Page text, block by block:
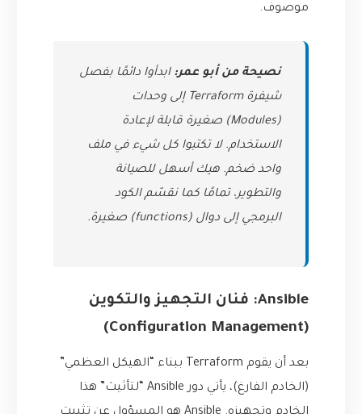
موصوف.
نصيحة من أبو عمر: ابدأوا دائمًا بفصل
شيفرة Terraform إلى وحدات
(Modules) صغيرة قابلة لإعادة
الاستخدام. لا تكتبوا كل شيء في ملف
واحد ضخم. هيك أسهل للصيانة
والتطوير، تمامًا كما نقسّم الكود
البرمجي إلى دوال (functions) صغيرة.
Ansible: فنان التجهيز والتكوين
(Configuration Management)
بعد أن يقوم Terraform ببناء “الهيكل العظمي”
(الخادم الفارغ)، يأتي دور Ansible “لتأثيث” هذا